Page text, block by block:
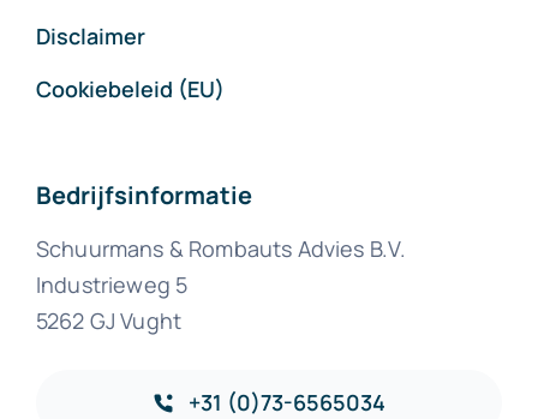
Disclaimer
Cookiebeleid (EU)
Bedrijfsinformatie
Schuurmans & Rombauts Advies B.V.
Industrieweg 5
5262 GJ Vught
+31 (0)73-6565034